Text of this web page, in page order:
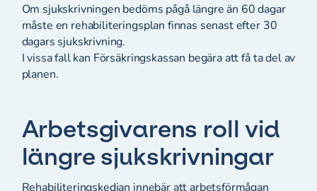
Om sjukskrivningen bedöms pågå längre än 60 dagar
måste en rehabiliteringsplan finnas senast efter 30
dagars sjukskrivning.
I vissa fall kan Försäkringskassan begära att få ta del av
planen.
Arbetsgivarens roll vid
längre sjukskrivningar
Rehabiliteringskedjan innebär att arbetsförmågan